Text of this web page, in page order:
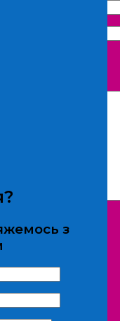
особам
з